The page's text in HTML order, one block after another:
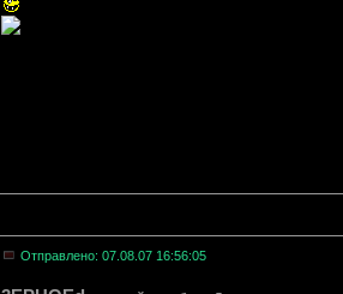
Отправлено: 07.08.07 16:56:05